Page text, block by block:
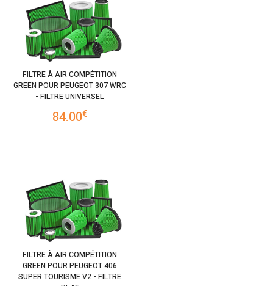
FILTRE À AIR COMPÉTITION
GREEN POUR PEUGEOT 307 WRC
- FILTRE UNIVERSEL
84.00€
FILTRE À AIR COMPÉTITION
GREEN POUR PEUGEOT 406
SUPER TOURISME V2 - FILTRE